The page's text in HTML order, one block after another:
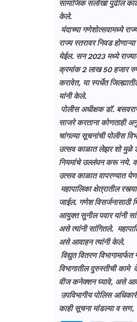
सामाजिक सलोखा पुढील
केले.
यंदाच्या गणेशोत्सवामध्ये
राज्य स्तरावर निवड
येईल. सन 2023 मध्ये
क्रमांक 2 लाख 50 हजार
करावेत, या स्पर्धेत
यांनी केले.
पोलीस अधीक्षक डॉ.
साजरे करताना कोणताही
चांगल्या सूचनांची पोलीस
उत्सव काळात लेझर शो मुळे
नियमांचे उल्लंघन करू नये.
उत्सव काळात वापरण्यात
महापालिका क्षेत्रातील
जाईल. गणेश
आयुक्त सुनील पवार यांनी
असे त्यांनी सांगितले.
असे आवाहन त्यांनी केले.
विद्युत वितरण
विभागातील दुरुस्तीची
वीज कनेक्शन घ्यावे, असे
उपविभागीय पोलिस
काही सूचना मांडल्या व